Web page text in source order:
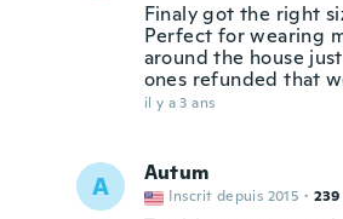
Finaly got the right
Perfect for wearing
around the house
ones refunded that
il y a 3 ans
A Autum
Inscrit depuis 2015 · 239